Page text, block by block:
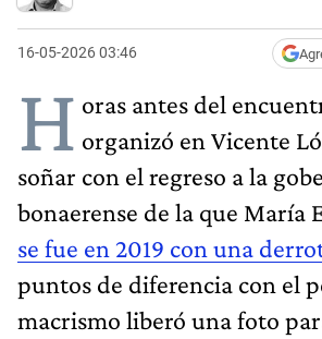
16-05-2026 03:46
H oras antes del
organizó en Vicente
soñar con el regreso a la
bonaerense de la que María
se fue en 2019 con una
puntos de diferencia con el
macrismo liberó una foto